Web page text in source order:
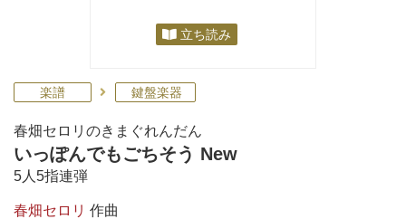
立ち読み
楽譜 鍵盤楽器
春畑セロリのきまぐれんだん
いっぽんでもごちそう New
5人5指連弾
春畑セロリ 作曲